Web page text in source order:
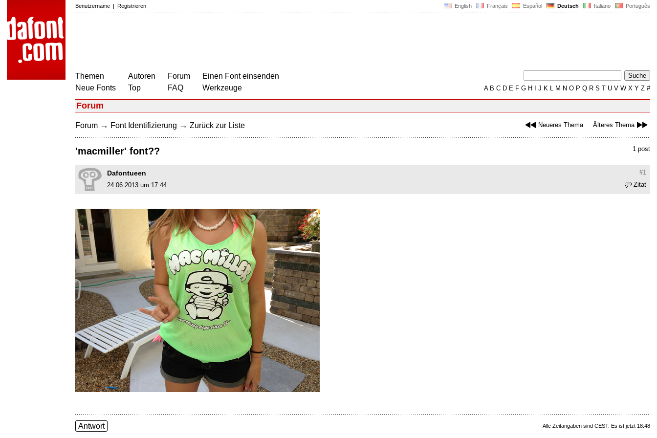
English Français Español Deutsch Italiano Português
Benutzername | Registrieren
Themen
Neue Fonts
Autoren
Top
Forum
FAQ
Einen Font einsenden
Werkzeuge
AB C D E F G H J K L M N O P Q R S T U V W X Y Z #
Forum
Neueres Thema Älteres Thema
Forum → Font Identifizierung → Zurück zur Liste
1 post
'macmiller' font??
#1
Dafontueen
Zitat
24.06.2013 um 17:44
Alle Zeitangaben sind CEST. Es ist jetzt 18:48
Antwort